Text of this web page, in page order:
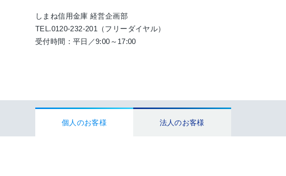
しまね信用金庫 経営企画部
TEL.0120-232-201（フリーダイヤル）
受付時間：平日／9:00～17:00
個人のお客様 法人のお客様